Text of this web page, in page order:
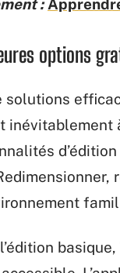
:
options
solutions
inévitablement
basique,